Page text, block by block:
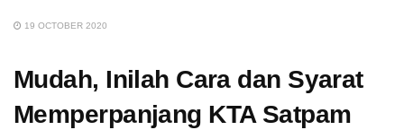
19 OCTOBER 2020
Mudah, Inilah Cara dan Syarat
Memperpanjang KTA Satpam